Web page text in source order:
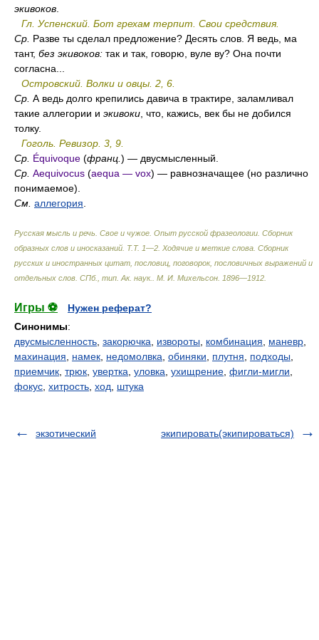
экивоков
Гл. Успенский. Бот грехам терпит. Свои средствия.
Ср. Разве ты сделал предложение? Десять слов. Я ведь, ма
тант, без экивоков: так и так, говорю, вуле ву? Она почти
согласна...
Островский. Волки и овцы. 2, 6.
Ср. А ведь долго крепились давича в трактире, заламливал
такие аллегории и экивоки , что, кажись, век бы не добился
толку.
Гоголь. Ревизор. 3, 9.
Ср. Équivoque (франц. ) — двусмысленный.
Ср. Aequivocus (aequa — vox) — равнозначащее (но различно
понимаемое).
См. аллегория
Русская мысль и речь. Свое и чужое. Опыт русской фразеологии. Сборник
образных слов и иносказаний. Т.Т. 1—2. Ходячие и меткие слова. Сборник
русских и иностранных цитат, пословиц, поговорок, пословичных выражений и
отдельных слов. СПб., тип. Ак. наук.
М. И. Михельсон 1896—1912
Игры ⚽
Нужен реферат?
Синонимы:
двусмысленность закорючка извороты комбинация маневр
махинация
намек недомолвка обиняки плутня подходы
приемчик трюк увертка уловка ухищрение фигли-мигли
фокус хитрость ход штука
экзотический экипировать(экипироваться)